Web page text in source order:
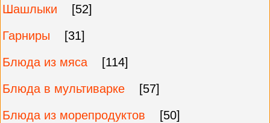
Шашлыки
[52]
Гарниры
[31]
Блюда из мяса
[114]
Блюда в мультиварке
[57]
Блюда из морепродуктов
[50]